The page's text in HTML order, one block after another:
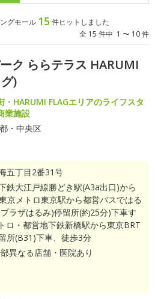
グモール 15 件ヒットしました
全 15 件中 1 〜 10 件
ク ららテラス HARUMI
)
・HARUMI FLAGエリアのライフスタ
業施設
・中央区
五丁目2番31号
鉄大江戸線勝どき駅(A3a出口)から
京メトロ東京駅から都営バスではる
ラザはるみ)停留所(約25分)下車す
ロ・都営地下鉄新橋駅から東京BRT
所(B31)下車、徒歩3分
異なる店舗・医院あり